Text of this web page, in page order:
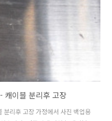
과거 복구를 해본 경험이 있어서
캐이블 분리후 고장
분리후 고장 가정에서 사진 백업용